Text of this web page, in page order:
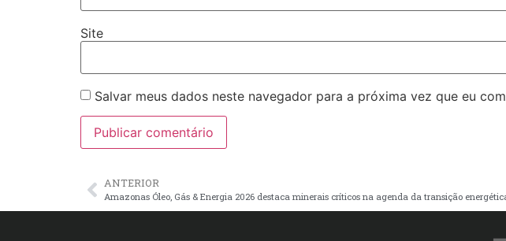
Site
Salvar meus dados neste navegador para a próxima vez que eu
ANTERIOR
Amazonas Óleo, Gás & Energia 2026 destaca minerais críticos na agenda da transição